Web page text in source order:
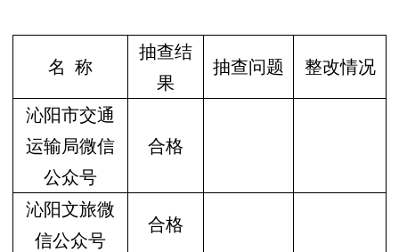
名 称
抽查结
果
抽查问题 整改情况
沁阳市交通
运输局微信
公众号
合格
沁阳文旅微
信公众号
合格